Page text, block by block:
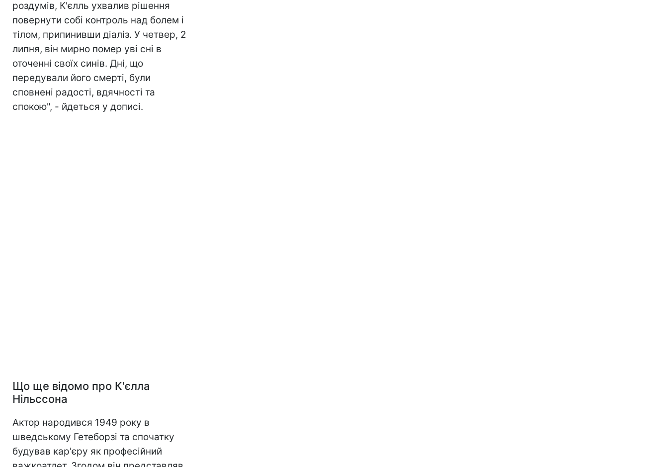
роздумів, К'єлль ухвалив рішення
повернути собі контроль над болем і
тілом, припинивши діаліз. У четвер, 2
липня, він мирно помер уві сні в
оточенні своїх синів. Дні, що
передували його смерті, були
сповнені радості, вдячності та
спокою", - йдеться у дописі.
Що ще відомо про К'єлла
Нільссона
Актор народився 1949 року в
шведському Гетеборзі та спочатку
будував кар'єру як професійний